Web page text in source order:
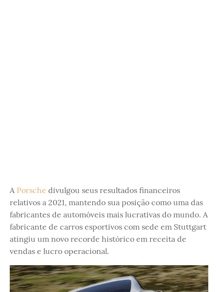
A Porsche divulgou seus resultados financeiros
relativos a 2021, mantendo sua posição como uma das
fabricantes de automóveis mais lucrativas do mundo. A
fabricante de carros esportivos com sede em Stuttgart
atingiu um novo recorde histórico em receita de
vendas e lucro operacional.